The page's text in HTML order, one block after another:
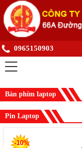
0965150903
Bàn phím laptop
Pin Laptop
-10%